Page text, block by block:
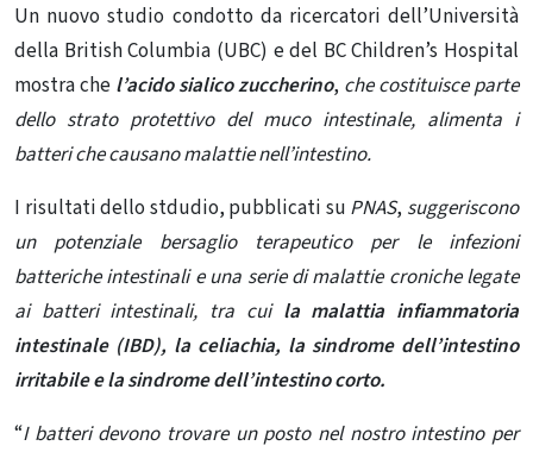
Un nuovo studio condotto da ricercatori dell’Università
della British Columbia (UBC) e del BC Children’s Hospital
mostra che l’acido sialico zuccherino, che costituisce parte
dello strato protettivo del muco intestinale, alimenta i
batteri che causano malattie nell’intestino.
I risultati dello stdudio, pubblicati su PNAS, suggeriscono
un potenziale bersaglio terapeutico per le infezioni
batteriche intestinali e una serie di malattie croniche legate
ai batteri intestinali, tra cui la malattia infiammatoria
intestinale (IBD), la celiachia, la sindrome dell’intestino
irritabile e la sindrome dell’intestino corto.
“I batteri devono trovare un posto nel nostro intestino per